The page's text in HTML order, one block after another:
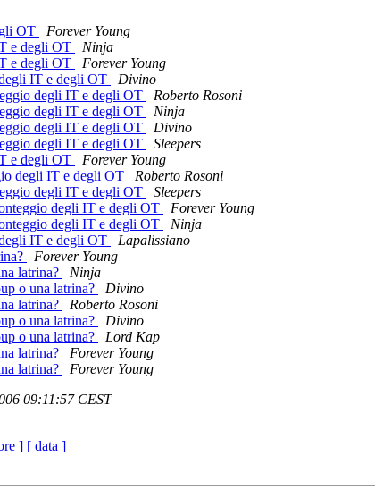
OT
Forever Young
e degli OT
Ninja
e degli OT
Forever Young
IT e degli OT
Divino
degli IT e degli OT
Roberto Rosoni
degli IT e degli OT
Ninja
degli IT e degli OT
Divino
degli IT e degli OT
Sleepers
e degli OT
Forever Young
degli IT e degli OT
Roberto Rosoni
degli IT e degli OT
Sleepers
degli IT e degli OT
Forever Young
degli IT e degli OT
Ninja
IT e degli OT
Lapalissiano
Forever Young
latrina?
Ninja
o una latrina?
Divino
latrina?
Roberto Rosoni
o una latrina?
Divino
o una latrina?
Lord Kap
latrina?
Forever Young
latrina?
Forever Young
09:11:57 CEST
] [ data ]